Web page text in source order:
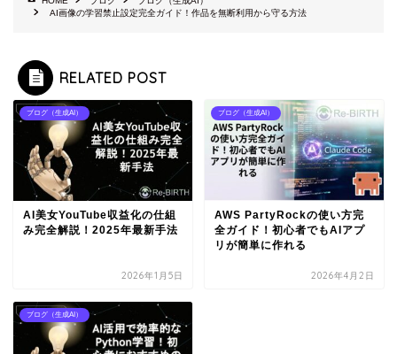
AI画像の学習禁止設定完全ガイド！作品を無断利用から守る方法
RELATED POST
ブログ（生成AI）
AI美女YouTube収益化の仕組
み完全解説！2025年最新手法
2026年1月5日
ブログ（生成AI）
AWS PartyRockの使い方完
全ガイド！初心者でもAIアプ
リが簡単に作れる
2026年4月2日
ブログ（生成AI）